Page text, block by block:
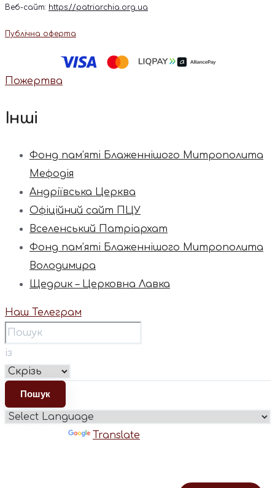
Веб-сайт: https://patriarchia.org.ua
Публічна оферта
Пожертва
Інші
Фонд пам’яті Блаженнішого Митрополита
Мефодія
Андріївська Церква
Офіційний сайт ПЦУ
Вселенський Патріархат
Фонд пам’яті Блаженнішого Митрополита
Володимира
Щедрик – Церковна Лавка
Наш Телеграм
із
Translate